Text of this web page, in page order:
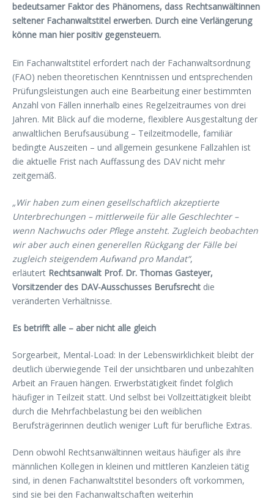
bedeutsamer Faktor des Phänomens, dass Rechtsanwältinnen
seltener Fachanwaltstitel erwerben. Durch eine Verlängerung
könne man hier positiv gegensteuern.
Ein Fachanwaltstitel erfordert nach der Fachanwaltsordnung
(FAO) neben theoretischen Kenntnissen und entsprechenden
Prüfungsleistungen auch eine Bearbeitung einer bestimmten
Anzahl von Fällen innerhalb eines Regelzeitraumes von drei
Jahren. Mit Blick auf die moderne, flexiblere Ausgestaltung der
anwaltlichen Berufsausübung – Teilzeitmodelle, familiär
bedingte Auszeiten – und allgemein gesunkene Fallzahlen ist
die aktuelle Frist nach Auffassung des DAV nicht mehr
zeitgemäß.
„Wir haben zum einen gesellschaftlich akzeptierte
Unterbrechungen – mittlerweile für alle Geschlechter –
wenn Nachwuchs oder Pflege ansteht. Zugleich beobachten
wir aber auch einen generellen Rückgang der Fälle bei
zugleich steigendem Aufwand pro Mandat“,
erläutert Rechtsanwalt Prof. Dr. Thomas Gasteyer,
Vorsitzender des DAV-Ausschusses Berufsrecht die
veränderten Verhältnisse.
Es betrifft alle – aber nicht alle gleich
Sorgearbeit, Mental-Load: In der Lebenswirklichkeit bleibt der
deutlich überwiegende Teil der unsichtbaren und unbezahlten
Arbeit an Frauen hängen. Erwerbstätigkeit findet folglich
häufiger in Teilzeit statt. Und selbst bei Vollzeittätigkeit bleibt
durch die Mehrfachbelastung bei den weiblichen
Berufsträgerinnen deutlich weniger Luft für berufliche Extras.
Denn obwohl Rechtsanwältinnen weitaus häufiger als ihre
männlichen Kollegen in kleinen und mittleren Kanzleien tätig
sind, in denen Fachanwaltstitel besonders oft vorkommen,
sind sie bei den Fachanwaltschaften weiterhin